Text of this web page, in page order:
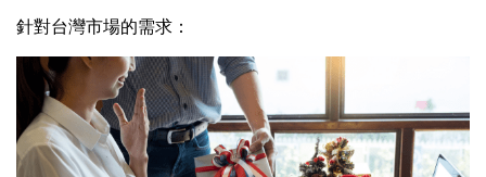
針對台灣市場的需求：